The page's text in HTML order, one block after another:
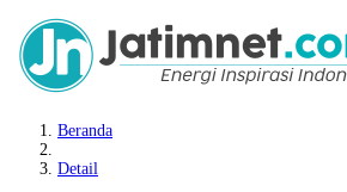
Beranda
Detail